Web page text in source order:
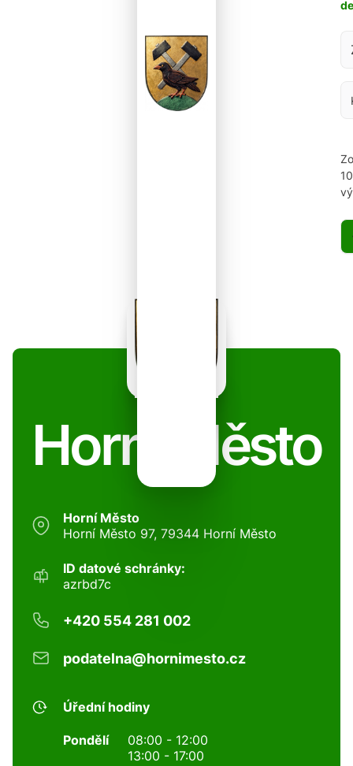
Horní Město
Horní Město
Horní Město 97, 79344 Horní Město
ID datové schránky:
azrbd7c
+420 554 281 002
podatelna@hornimesto.cz
Úřední hodiny
Pondělí
08:00 - 12:00
13:00 - 17:00